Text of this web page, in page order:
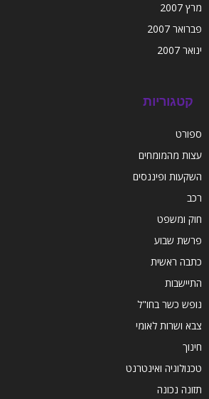
מרץ 2007
פברואר 2007
ינואר 2007
קטגוריות
ספורט
עצות מהמומחים
השקעות ופיננסים
רכב
חוק ומשפט
פרשת שבוע
כתבה ראשית
התיישבות
נופש כשר בחו"ל
צבא ושרות לאומי
חינוך
טכנולוגיה ואינטרנט
תזונה נכונה